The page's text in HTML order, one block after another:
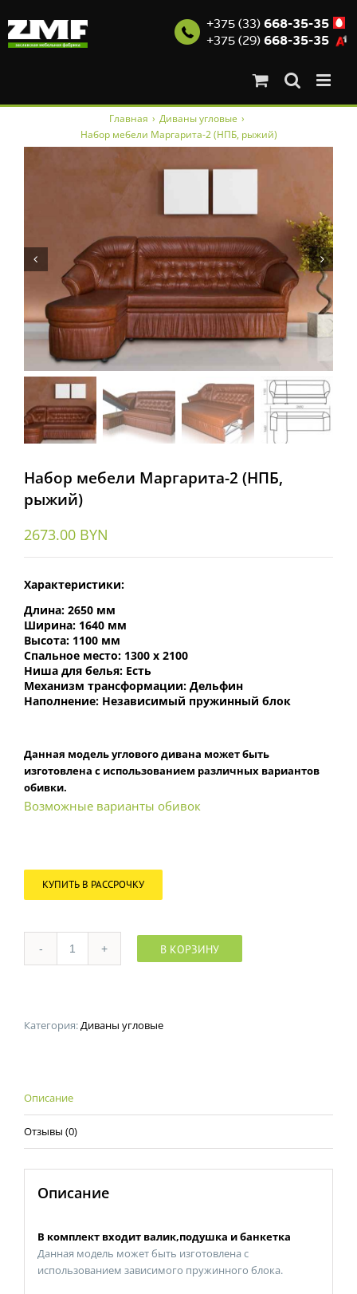
content
+375 (33) 668-35-35
+375 (29) 668-35-35
Главная › Диваны угловые ›
Набор мебели Маргарита-2 (НПБ, рыжий)
 
Набор мебели Маргарита-2 (НПБ,
рыжий)
2673.00 BYN
Характеристики:
Длина: 2650 мм
Ширина: 1640 мм
Высота: 1100 мм
Спальное место: 1300 х 2100
Ниша для белья: Есть
Механизм трансформации: Дельфин
Наполнение: Независимый пружинный блок
Данная модель углового дивана может быть
изготовлена с использованием различных вариантов
обивки.
Возможные варианты обивок
КУПИТЬ В РАССРОЧКУ
Количество В КОРЗИНУ
Категория:Диваны угловые
Описание
Отзывы (0)
Описание
В комплект входит валик,подушка и банкетка
Данная модель может быть изготовлена с
использованием зависимого пружинного блока.